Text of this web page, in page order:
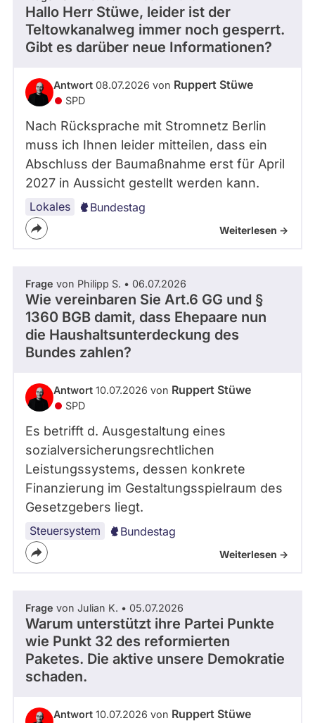
Hallo Herr Stüwe, leider ist der
Teltowkanalweg immer noch gesperrt.
Gibt es darüber neue Informationen?
Antwort 08.07.2026 von Ruppert Stüwe
SPD
Nach Rücksprache mit Stromnetz Berlin
muss ich Ihnen leider mitteilen, dass ein
Abschluss der Baumaßnahme erst für April
2027 in Aussicht gestellt werden kann.
Lokales Bundestag
Weiterlesen ->
Frage von Philipp S. • 06.07.2026
Wie vereinbaren Sie Art.6 GG und §
1360 BGB damit, dass Ehepaare nun
die Haushaltsunterdeckung des
Bundes zahlen?
Antwort 10.07.2026 von Ruppert Stüwe
SPD
Es betrifft d. Ausgestaltung eines
sozialversicherungsrechtlichen
Leistungssystems, dessen konkrete
Finanzierung im Gestaltungsspielraum des
Gesetzgebers liegt.
Steuersystem Bundestag
Weiterlesen ->
Frage von Julian K. • 05.07.2026
Warum unterstützt ihre Partei Punkte
wie Punkt 32 des reformierten
Paketes. Die aktive unsere Demokratie
schaden.
Antwort 10.07.2026 von Ruppert Stüwe